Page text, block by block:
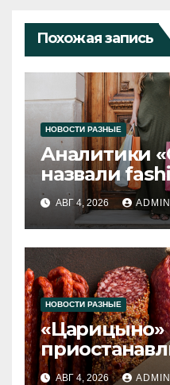
Похожая запись
НОВОСТИ РАЗНЫЕ
Аналитики
назвали
2026 года
АВГ 4, 2026 ADMIN
НОВОСТИ РАЗНЫЕ
«Царицыно»
продукции
АВГ 4, 2026 ADMIN